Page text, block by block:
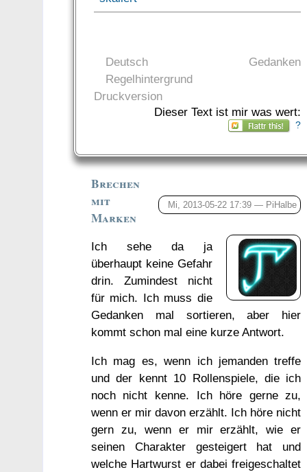
Deutsch
Gedanken
Regelhintergrund
Druckversion
Dieser Text ist mir was wert:
?
Mi, 2013-05-22 17:39 — PiHalbe
Brechen
mit
Marken
Ich sehe da ja
überhaupt keine Gefahr
drin. Zumindest nicht
für mich. Ich muss die
Gedanken mal sortieren, aber hier
kommt schon mal eine kurze Antwort.
Ich mag es, wenn ich jemanden treffe
und der kennt 10 Rollenspiele, die ich
noch nicht kenne. Ich höre gerne zu,
wenn er mir davon erzählt. Ich höre nicht
gern zu, wenn er mir erzählt, wie er
seinen Charakter gesteigert hat und
welche Hartwurst er dabei freigeschaltet